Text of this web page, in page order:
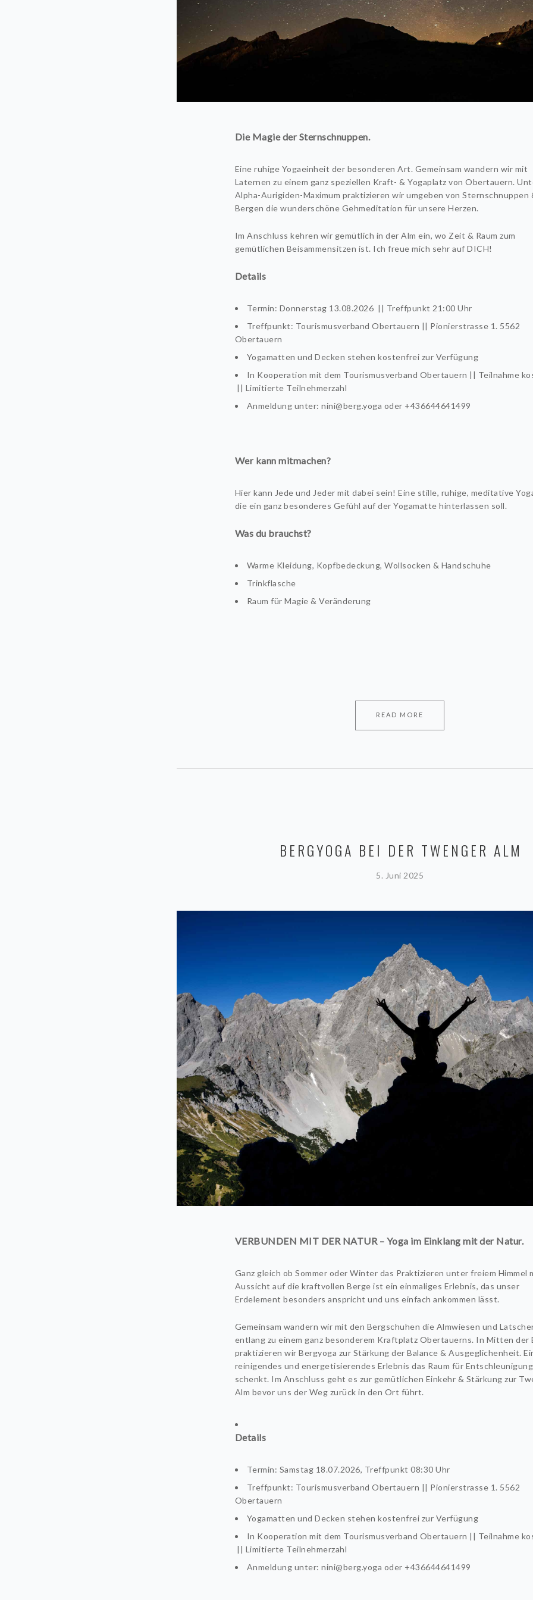
Die Magie der Sternschnuppen.
Eine ruhige Yogaeinheit der besonderen Art. Gemeinsam wandern wir mit
Laternen zu einem ganz speziellen Kraft- & Yogaplatz von Obertauern.
Alpha-Aurigiden-Maximum praktizieren wir umgeben von Sternschnuppen
Bergen die wunderschöne Gehmeditation für unsere Herzen.
Im Anschluss kehren wir gemütlich in der Alm ein, wo Zeit & Raum zum
gemütlichen Beisammensitzen ist. Ich freue mich sehr auf DICH!
Details
Termin: Donnerstag 13.08.2026 || Treffpunkt 21:00 Uhr
Treffpunkt: Tourismusverband Obertauern || Pionierstrasse 1. 5562
Obertauern
Yogamatten und Decken stehen kostenfrei zur Verfügung
In Kooperation mit dem Tourismusverband Obertauern || Teilnahme
|| Limitierte Teilnehmerzahl
Anmeldung unter: nini@berg.yoga oder +436644641499
Wer kann mitmachen?
Hier kann Jede und Jeder mit dabei sein! Eine stille, ruhige, meditative
die ein ganz besonderes Gefühl auf der Yogamatte hinterlassen soll.
Was du brauchst?
Warme Kleidung, Kopfbedeckung, Wollsocken & Handschuhe
Trinkflasche
Raum für Magie & Veränderung
READ MORE
BERGYOGA BEI DER TWENGER ALM
5. Juni 2025
VERBUNDEN MIT DER NATUR – Yoga im Einklang mit der Natur.
Ganz gleich ob Sommer oder Winter das Praktizieren unter freiem Himmel
Aussicht auf die kraftvollen Berge ist ein einmaliges Erlebnis, das unser
Erdelement besonders anspricht und uns einfach ankommen lässt.
Gemeinsam wandern wir mit den Bergschuhen die Almwiesen und
entlang zu einem ganz besonderem Kraftplatz Obertauerns. In Mitten der
praktizieren wir Bergyoga zur Stärkung der Balance & Ausgeglichenheit.
reinigendes und energetisierendes Erlebnis das Raum für Entschleunigung
schenkt. Im Anschluss geht es zur gemütlichen Einkehr & Stärkung zur
Alm bevor uns der Weg zurück in den Ort führt.
Details
Termin: Samstag 18.07.2026, Treffpunkt 08:30 Uhr
Treffpunkt: Tourismusverband Obertauern || Pionierstrasse 1. 5562
Obertauern
Yogamatten und Decken stehen kostenfrei zur Verfügung
In Kooperation mit dem Tourismusverband Obertauern || Teilnahme
|| Limitierte Teilnehmerzahl
Anmeldung unter: nini@berg.yoga oder +436644641499